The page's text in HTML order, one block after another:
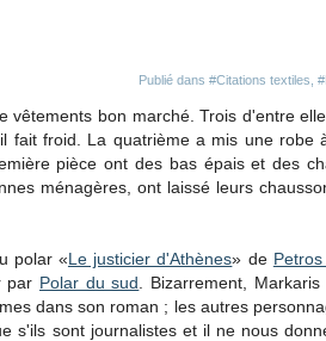
Publié dans #Citations textiles
vêtements bon marché. Trois d'entre
fait froid. La quatrième a mis une robe
pièce ont des bas épais et des
ménagères, ont laissé leurs
polar «Le justicier d'Athènes» de
par Polar du sud . Bizarrement,
dans son roman ; les autres
s'ils sont journalistes et il ne nous